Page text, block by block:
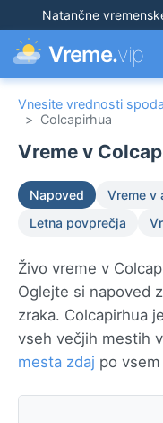
Natančne
Vreme.vip
Vnesite vrednosti
> Colcapirhua
Vreme v
Napoved Vreme v
Letna povprečja
Živo vreme v
Oglejte si napoved
zraka. Colcapirhua
vseh večjih mestih v
mesta zdaj po